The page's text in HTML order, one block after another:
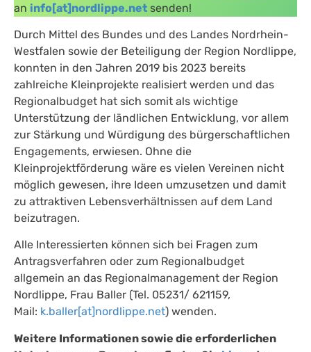
an info[at]nordlippe.net senden!
Durch Mittel des Bundes und des Landes Nordrhein-
Westfalen sowie der Beteiligung der Region Nordlippe,
konnten in den Jahren 2019 bis 2023 bereits
zahlreiche Kleinprojekte realisiert werden und das
Regionalbudget hat sich somit als wichtige
Unterstützung der ländlichen Entwicklung, vor allem
zur Stärkung und Würdigung des bürgerschaftlichen
Engagements, erwiesen. Ohne die
Kleinprojektförderung wäre es vielen Vereinen nicht
möglich gewesen, ihre Ideen umzusetzen und damit
zu attraktiven Lebensverhältnissen auf dem Land
beizutragen.
Alle Interessierten können sich bei Fragen zum
Antragsverfahren oder zum Regionalbudget
allgemein an das Regionalmanagement der Region
Nordlippe, Frau Baller (Tel. 05231/ 621159,
Mail: k.baller[at]nordlippe.net) wenden.
Weitere Informationen sowie die erforderlichen